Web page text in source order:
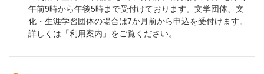
午前9時から午後5時まで受付けております。文学団体、文
化・生涯学習団体の場合は7か月前から申込を受付けます。
詳しくは「利用案内」をご覧ください。